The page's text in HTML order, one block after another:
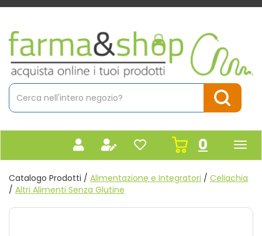
Passa
contenuto
principale
Farmacia
Massaro
Cerca
Prodotto
Cerca
0inseriti
Catalogo Prodotti / Alimentazione e Integratori / Celiachia
/ Altri Alimenti Senza Glutine